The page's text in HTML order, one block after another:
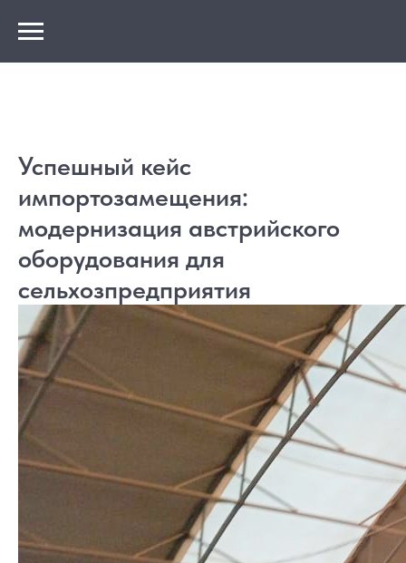
Успешный кейс
импортозамещения:
модернизация австрийского
оборудования для
сельхозпредприятия